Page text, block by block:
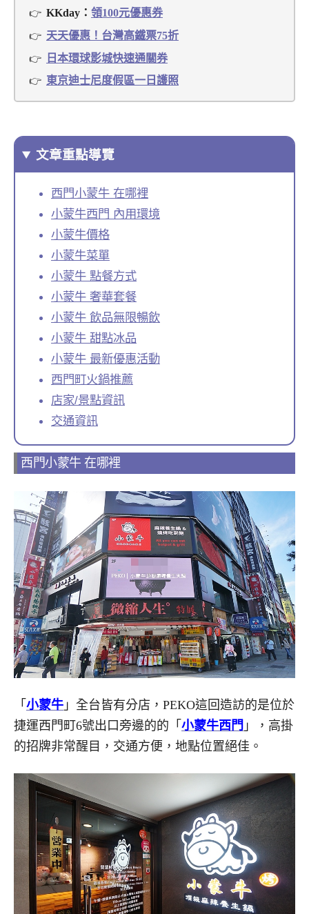
KKday： 領100元優惠券
天天優惠！台灣高鐵票75折
日本環球影城快速通關券
東京迪士尼度假區一日護照
文章重點導覽
西門小蒙牛 在哪裡
小蒙牛西門 內用環境
小蒙牛價格
小蒙牛菜單
小蒙牛 點餐方式
小蒙牛 奢華套餐
小蒙牛 飲品無限暢飲
小蒙牛 甜點冰品
小蒙牛 最新優惠活動
西門町火鍋推薦
店家/景點資訊
交通資訊
西門小蒙牛 在哪裡
「 小蒙牛 」全台皆有分店，PEKO這回造訪的是位於
捷運西門町6號出口旁邊的的「 小蒙牛西門 」，高掛
的招牌非常醒目，交通方便，地點位置絕佳。